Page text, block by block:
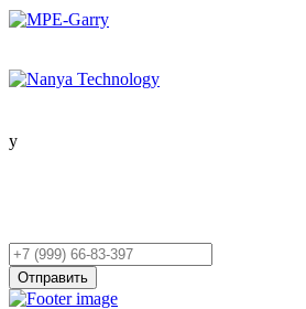
Ваш
телефон
Отправить